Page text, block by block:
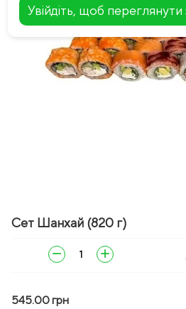
Увійдіть, щоб
Сет Шанхай (820 г)
remove add
545.00 грн